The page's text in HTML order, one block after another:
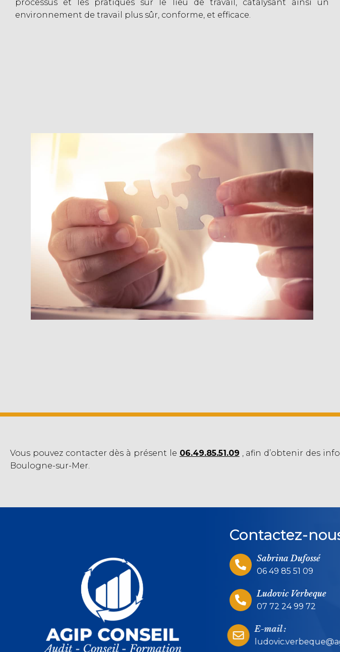
processus et les pratiques sur le lieu de travail, catalysant ainsi un
environnement de travail plus sûr, conforme, et efficace.
Vous pouvez contacter dès à présent le 06.49.85.51.09 , afin d’obtenir des
Boulogne-sur-Mer.
Contactez-
Sabrina Dufossé
06 49 85 51 09
Ludovic Verbeque
07 72 24 99 72
E-mail :